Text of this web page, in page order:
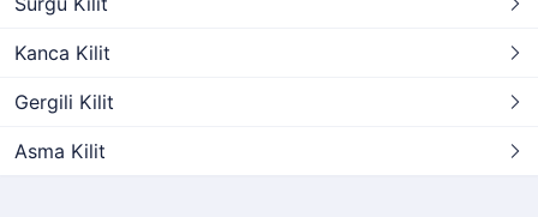
Kanca Kilit
Gergili Kilit
Asma Kilit